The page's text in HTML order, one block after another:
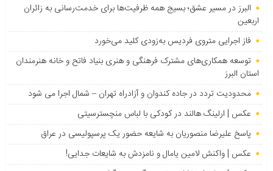
البرز در مسیر عشق؛ بسیج همه ظرفیت‌ها برای خدمت‌رسانی به زائران
اربعین
فاز اجرایی متروی فردیس به‌زودی کلید می‌خورد
توسعه همکاری‌های مشترک فرهنگی و هنری بنیاد فاتح و خانه هنرمندان
استان البرز
محدودیت تردد در جاده کندوان و آزادراه تهران – شمال اجرا می شود
عکس | ارلینگ هالند در کودکی با لباس منچسترسیتی
پاسخ علیرضا منصوریان به شایعه حضور یک پرسپولیسی در عراق
عکس | واکنش لامین یامال و نامزدش به شایعات جدایی!